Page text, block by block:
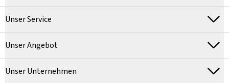
Unser Service
Unser Angebot
Unser Unternehmen